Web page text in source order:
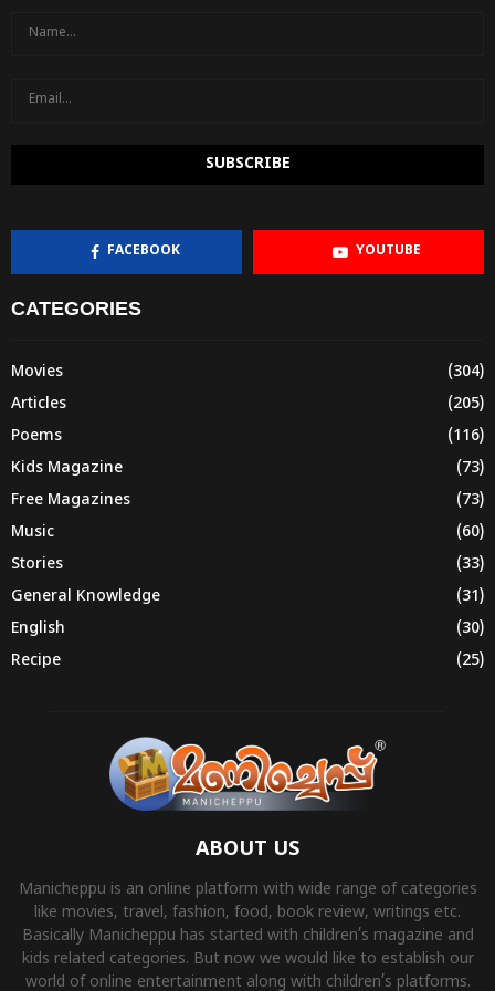
FACEBOOK YOUTUBE
CATEGORIES
Movies
(304)
Articles
(205)
Poems
(116)
Kids Magazine
(73)
Free Magazines
(73)
Music
(60)
Stories
(33)
General Knowledge
(31)
English
(30)
Recipe
(25)
ABOUT US
Manicheppu is an online platform with wide range of categories
like movies, travel, fashion, food, book review, writings etc.
Basically Manicheppu has started with children’s magazine and
kids related categories. But now we would like to establish our
world of online entertainment along with children’s platforms.